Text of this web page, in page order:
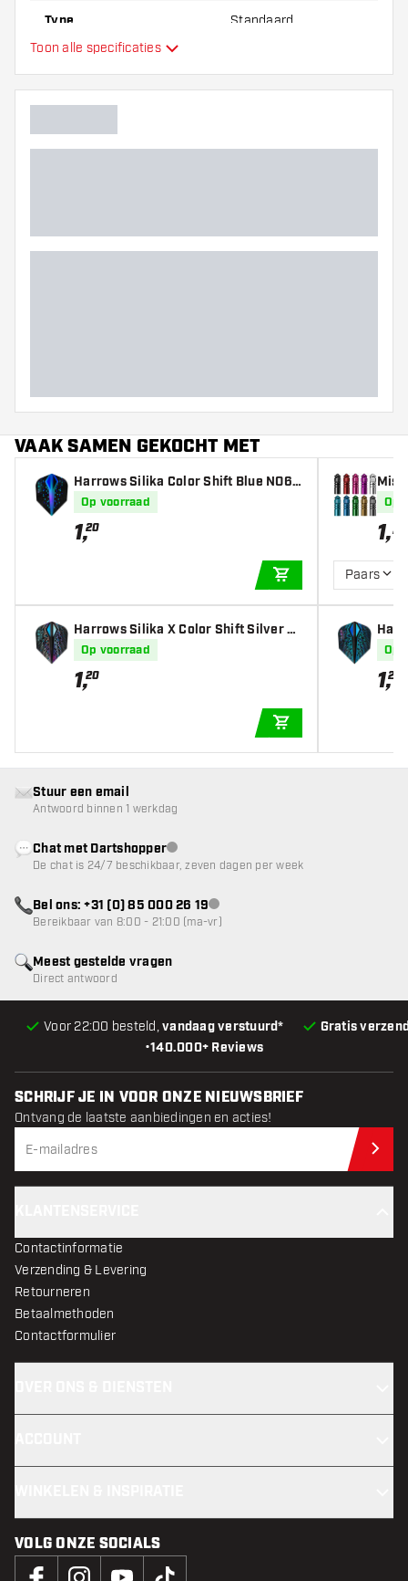
Type Standaard
Extra kleuren
Toon alle specificaties
VAAK SAMEN GEKOCHT MET
Harrows Silika Color Shift Blue NO6 T
ough Crystalline Coated - Dart Flight
s
Op voorraad
1,20
IN WINKELWAGEN
Harrows Silika X Color Shift Silver N
O6 Tough Crystalline Coated - Dart Fl
ights
Op voorraad
1,20
Op
1,-
Paars
6
hts
Op
1,20
•140.000+ Reviews
Voor 22:00 besteld,vandaag verstuurd* Gratis
Meest gestelde vragen
Direct antwoord
Stuur een email
Antwoord binnen 1 werkdag
Chat met Dartshopperklantenservice niet beschikbaar
De chat is 24/7 beschikbaar, zeven dagen per week
Bel ons: +31 (0) 85 000 26 19klantenservice niet beschikbaar
Bereikbaar van 8:00 - 21:00 (ma-vr)
SCHRIJF JE IN VOOR ONZE NIEUWSBRIEF
Ontvang de laatste aanbiedingen en acties!
Contactinformatie
Verzending & Levering
Retourneren
Betaalmethoden
Contactformulier
VOLG ONZE SOCIALS